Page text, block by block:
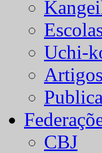
Uchi-
CBJ